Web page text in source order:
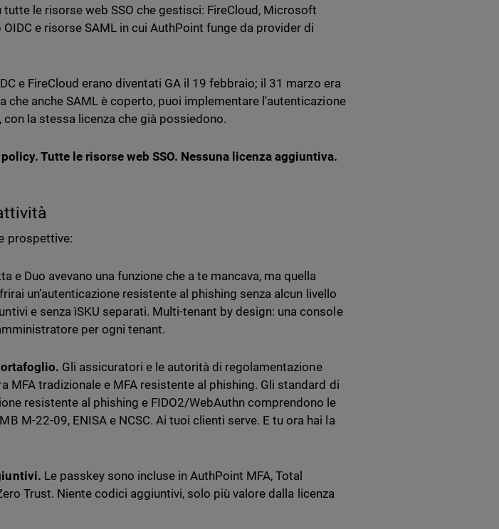
le risorse web SSO che gestisci: FireCloud, Microsoft
e risorse SAML in cui AuthPoint funge da provider di
e FireCloud erano diventati GA il 19 febbraio; il 31 marzo era
che anche SAML è coperto, puoi implementare l'autenticazione
la stessa licenza che già possiedono.
Tutte le risorse web SSO. Nessuna licenza aggiuntiva.
prospettive:
e Duo avevano una funzione che a te mancava, ma quella
un’autenticazione resistente al phishing senza alcun livello
e senza ìSKU separati. Multi-tenant by design: una console
per ogni tenant.
Gli assicuratori e le autorità di regolamentazione
MFA tradizionale e MFA resistente al phishing. Gli standard di
resistente al phishing e FIDO2/WebAuthn comprendono le
M-22-09, ENISA e NCSC. Ai tuoi clienti serve. E tu ora hai la
Le passkey sono incluse in AuthPoint MFA, Total
Trust. Niente codici aggiuntivi, solo più valore dalla licenza